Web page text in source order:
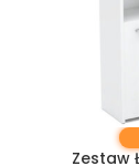
DODAJ DO
Zestaw